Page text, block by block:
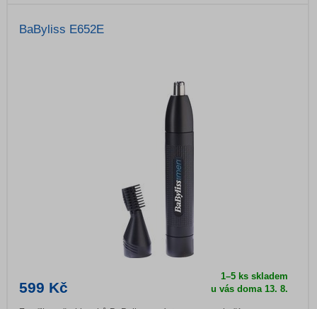
BaByliss E652E
599 Kč
1–5 ks skladem
u vás doma 13. 8.